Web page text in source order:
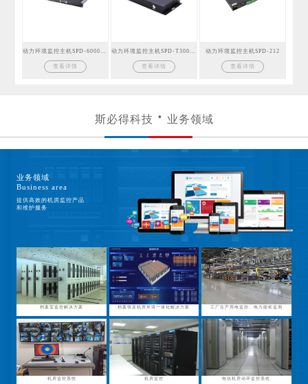
查看详情 查看详情
动力环境监控主机SPD-212
查看详情
斯必得科技 业务领域
业务领域
Business area
提供高效的机房监控产品
和维护服务
档案室监控解决方案 档案馆及机房环境一体化解决方案 工厂生产用电监控、电力能耗监测
机房监控系统 机房监控 电信机房动环监控系统